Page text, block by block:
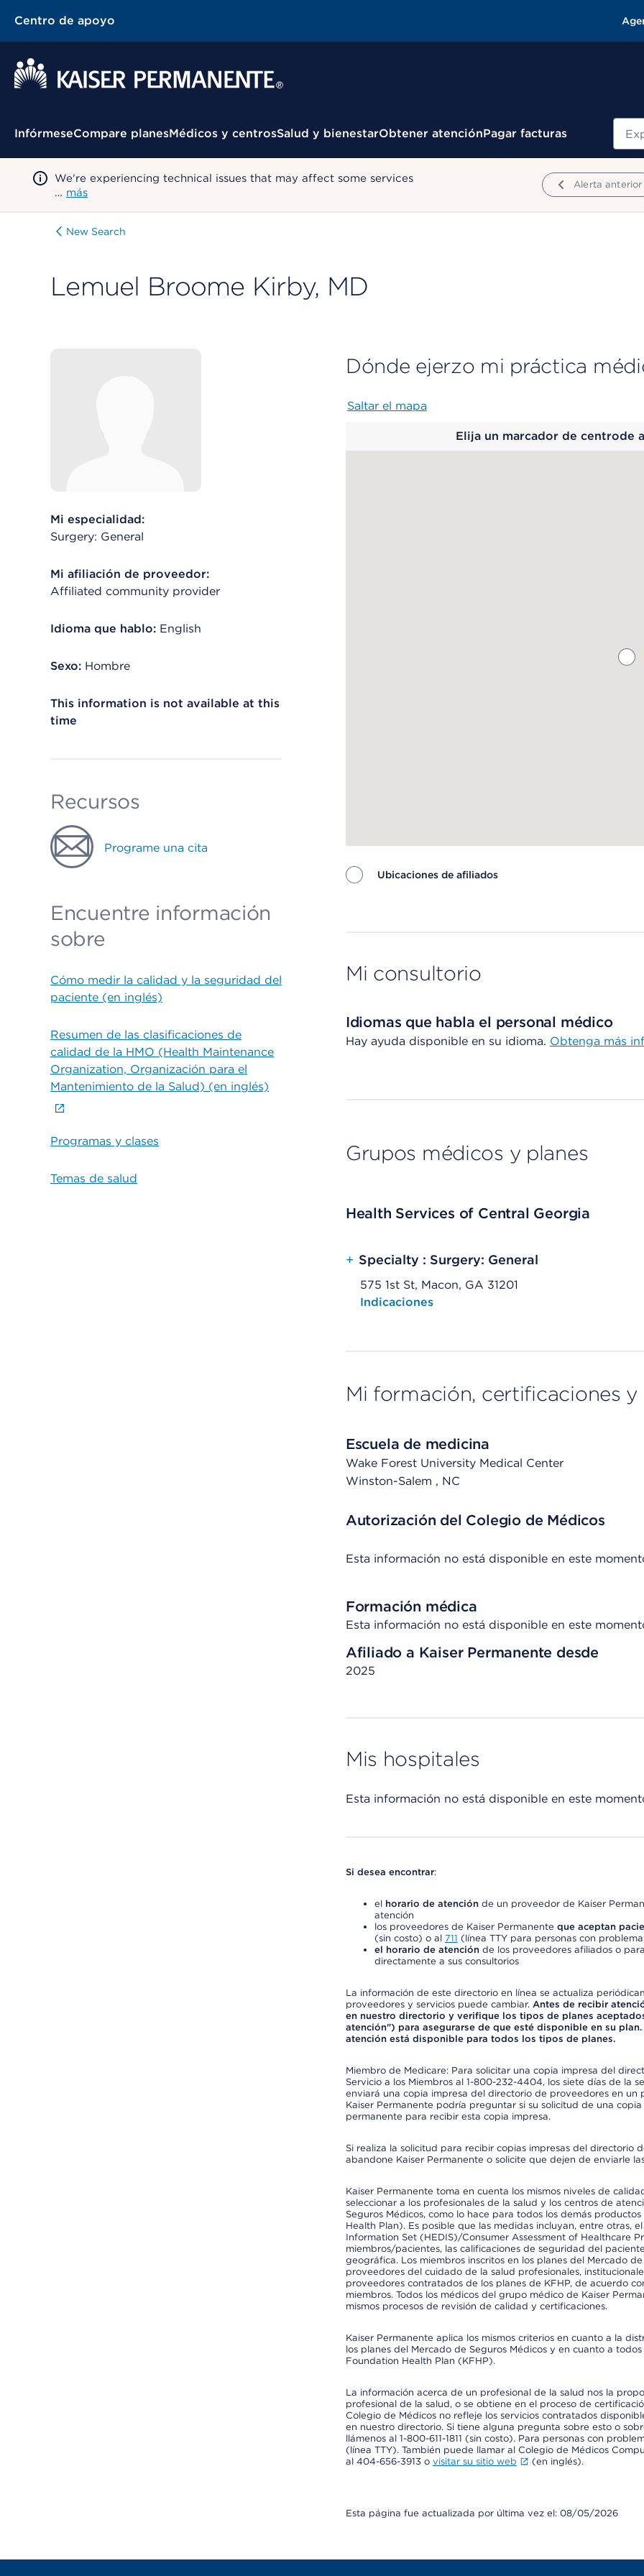
Centro de apoyo
Menú contextual
InfórmeseCompare planesMédicos y centrosSalud y bienestarObtener atenciónPagar facturas
We're experiencing technical issues that may affect some services
… más
Alerta anterior
New Search
Lemuel Broome Kirby, MD
Mi especialidad:
Surgery: General
Mi afiliación de proveedor:
Affiliated community provider
Idioma que hablo: English
Sexo: Hombre
This information is not available at this
time
Recursos
Programe una cita
Encuentre información
sobre
Cómo medir la calidad y la seguridad del
paciente (en inglés)
Resumen de las clasificaciones de
calidad de la HMO (Health Maintenance
Organization, Organización para el
Mantenimiento de la Salud) (en inglés)
Programas y clases
Temas de salud
Dónde ejerzo mi práctica
Saltar el mapa
Elija un marcador de centrode
Ubicaciones de afiliados
Mi consultorio
Idiomas que habla el personal médico
Hay ayuda disponible en su idioma. Obtenga más
Grupos médicos y planes
Health Services of Central Georgia
+ Specialty : Surgery: General
575 1st St, Macon, GA 31201
Opens native map application on mobile devices
Indicaciones
Mi formación, certificaciones y
Escuela de medicina
Wake Forest University Medical Center
Winston-Salem , NC
Autorización del Colegio de Médicos
Esta información no está disponible en este
Formación médica
Esta información no está disponible en este
Afiliado a Kaiser Permanente desde
2025
Mis hospitales
Esta información no está disponible en este
Si desea encontrar:
el horario de atenciónde un proveedor de Kaiser
atención
los proveedores de Kaiser Permanente que aceptan
(sin costo) o al 711 (línea TTY para personas con
el horario de atenciónde los proveedores afiliados o
directamente a sus consultorios
La información de este directorio en línea se actualiza
proveedores y servicios puede cambiar. Antes de recibir
en nuestro directorio y verifique los tipos de planes
atención") para asegurarse de que esté disponible en su
atención está disponible para todos los tipos de planes.
Miembro de Medicare: Para solicitar una copia impresa del
Servicio a los Miembros al 1-800-232-4404, los siete días de la
enviará una copia impresa del directorio de proveedores en un
Kaiser Permanente podría preguntar si su solicitud de una
permanente para recibir esta copia impresa.
Si realiza la solicitud para recibir copias impresas del directorio
abandone Kaiser Permanente o solicite que dejen de enviarle
Kaiser Permanente toma en cuenta los mismos niveles de
seleccionar a los profesionales de la salud y los centros de
Seguros Médicos, como lo hace para todos los demás
Health Plan). Es posible que las medidas incluyan, entre otras,
Information Set (HEDIS)/Consumer Assessment of Healthcare
miembros/pacientes, las calificaciones de seguridad del
geográfica. Los miembros inscritos en los planes del Mercado
proveedores del cuidado de la salud profesionales,
proveedores contratados de los planes de KFHP, de acuerdo
miembros. Todos los médicos del grupo médico de Kaiser
mismos procesos de revisión de calidad y certificaciones.
Kaiser Permanente aplica los mismos criterios en cuanto a la
los planes del Mercado de Seguros Médicos y en cuanto a
Foundation Health Plan (KFHP).
La información acerca de un profesional de la salud nos la
profesional de la salud, o se obtiene en el proceso de
Colegio de Médicos no refleje los servicios contratados
en nuestro directorio. Si tiene alguna pregunta sobre esto o
llámenos al 1-800-611-1811 (sin costo). Para personas con
(línea TTY). También puede llamar al Colegio de Médicos
al 404-656-3913 o visitar su sitio web (en inglés).
Esta página fue actualizada por última vez el: 08/05/2026